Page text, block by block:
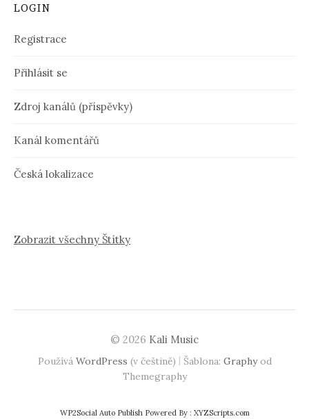
LOGIN
Registrace
Přihlásit se
Zdroj kanálů (příspěvky)
Kanál komentářů
Česká lokalizace
Zobrazit všechny Štítky
© 2026 Kali Music
Používá WordPress (v češtině) | Šablona: Graphyod
Themegraphy
WP2Social Auto PublishPowered By : XYZScripts.com